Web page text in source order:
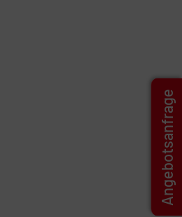
Angebotsanfrage